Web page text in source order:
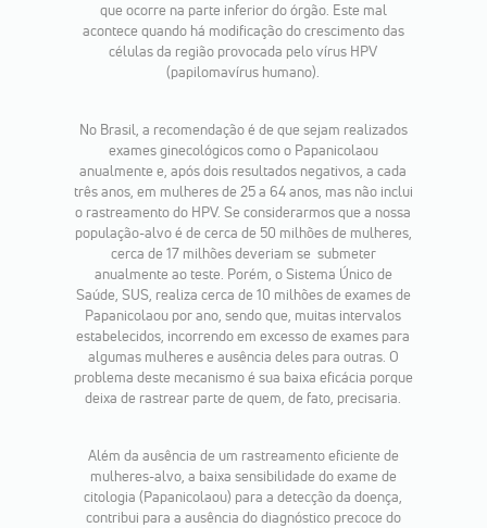
que ocorre na parte inferior do órgão. Este mal
acontece quando há modificação do crescimento das
células da região provocada pelo vírus HPV
(papilomavírus humano).
No Brasil, a recomendação é de que sejam realizados
exames ginecológicos como o Papanicolaou
anualmente e, após dois resultados negativos, a cada
três anos, em mulheres de 25 a 64 anos, mas não inclui
o rastreamento do HPV. Se considerarmos que a nossa
população-alvo é de cerca de 50 milhões de mulheres,
cerca de 17 milhões deveriam se submeter
anualmente ao teste. Porém, o Sistema Único de
Saúde, SUS, realiza cerca de 10 milhões de exames de
Papanicolaou por ano, sendo que, muitas intervalos
estabelecidos, incorrendo em excesso de exames para
algumas mulheres e ausência deles para outras. O
problema deste mecanismo é sua baixa eficácia porque
deixa de rastrear parte de quem, de fato, precisaria.
Além da ausência de um rastreamento eficiente de
mulheres-alvo, a baixa sensibilidade do exame de
citologia (Papanicolaou) para a detecção da doença,
contribui para a ausência do diagnóstico precoce do